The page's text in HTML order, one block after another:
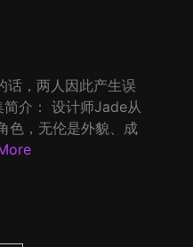
话，两人因此产生误
介： 设计师Jade从
色，无伦是外貌、成